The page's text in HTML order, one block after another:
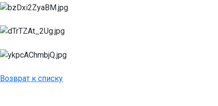
Возврат к списку